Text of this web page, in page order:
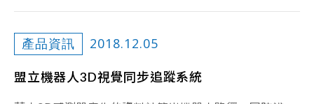
產品資訊 2018.12.05
盟立機器人3D視覺同步追蹤系統